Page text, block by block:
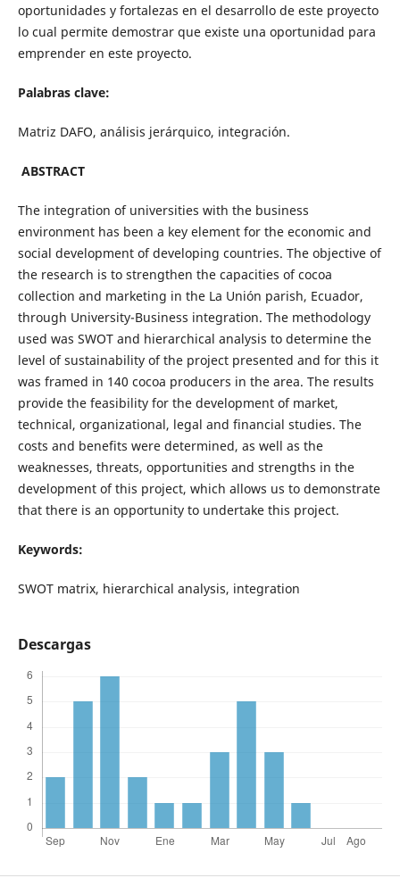
oportunidades y fortalezas en el desarrollo de este proyecto
lo cual permite demostrar que existe una oportunidad para
emprender en este proyecto.
Palabras clave:
Matriz DAFO, análisis jerárquico, integración.
ABSTRACT
The integration of universities with the business
environment has been a key element for the economic and
social development of developing countries. The objective of
the research is to strengthen the capacities of cocoa
collection and marketing in the La Unión parish, Ecuador,
through University-Business integration. The methodology
used was SWOT and hierarchical analysis to determine the
level of sustainability of the project presented and for this it
was framed in 140 cocoa producers in the area. The results
provide the feasibility for the development of market,
technical, organizational, legal and financial studies. The
costs and benefits were determined, as well as the
weaknesses, threats, opportunities and strengths in the
development of this project, which allows us to demonstrate
that there is an opportunity to undertake this project.
Keywords:
SWOT matrix, hierarchical analysis, integration
Descargas